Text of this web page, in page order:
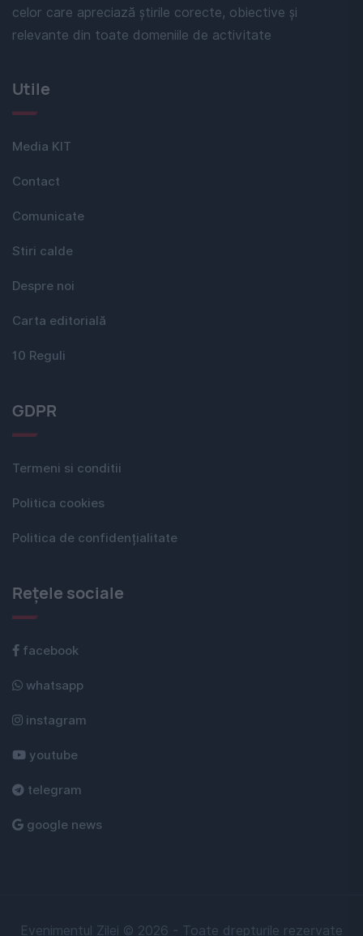
celor care apreciază știrile corecte, obiective și
relevante din toate domeniile de activitate
Utile
Media KIT
Contact
Comunicate
Stiri calde
Despre noi
Carta editorială
10 Reguli
GDPR
Termeni si conditii
Politica cookies
Politica de confidențialitate
Rețele sociale
facebook
whatsapp
instagram
youtube
telegram
google news
Evenimentul Zilei © 2026 - Toate drepturile rezervate